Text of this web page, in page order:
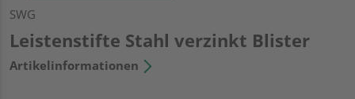
SWG
Leistenstifte Stahl verzinkt Blister
Artikelinformationen